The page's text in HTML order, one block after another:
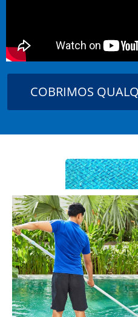
COBRIMOS